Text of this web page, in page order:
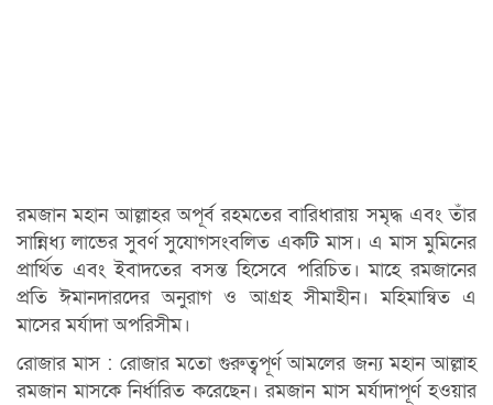
রমজান মহান আল্লাহর অপূর্ব রহমতের বারিধারায় সমৃদ্ধ এবং তাঁর
সান্নিধ্য লাভের সুবর্ণ সুযোগসংবলিত একটি মাস। এ মাস মুমিনের
প্রার্থিত এবং ইবাদতের বসন্ত হিসেবে পরিচিত। মাহে রমজানের
প্রতি ঈমানদারদের অনুরাগ ও আগ্রহ সীমাহীন। মহিমান্বিত এ
মাসের মর্যাদা অপরিসীম।
রোজার মাস : রোজার মতো গুরুত্বপূর্ণ আমলের জন্য মহান আল্লাহ
রমজান মাসকে নির্ধারিত করেছেন। রমজান মাস মর্যাদাপূর্ণ হওয়ার